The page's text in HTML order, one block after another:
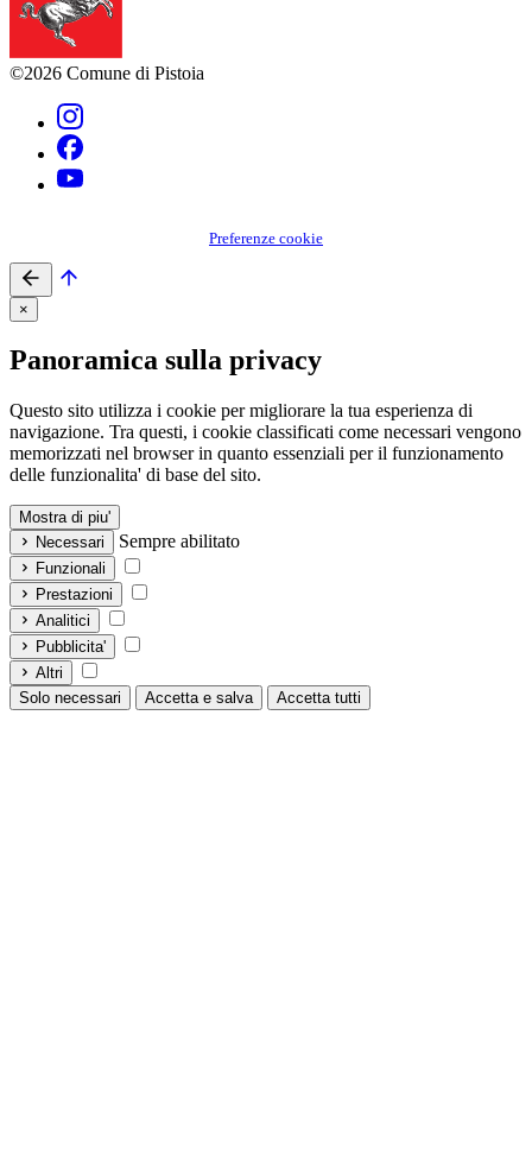
©2026 Comune di Pistoia
Preferenze cookie
×
Panoramica sulla privacy
Questo sito utilizza i cookie per migliorare la tua esperienza di
navigazione. Tra questi, i cookie classificati come necessari vengono
memorizzati nel browser in quanto essenziali per il funzionamento
delle funzionalita' di base del sito.
Mostra di piu'
Necessari
Sempre abilitato
Funzionali
Prestazioni
Analitici
Pubblicita'
Altri
Solo necessari
Accetta e salva Accetta tutti